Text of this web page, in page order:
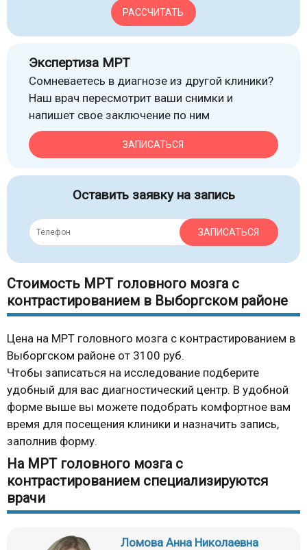
РАССЧИТАТЬ
Экспертиза МРТ
Сомневаетесь в диагнозе из другой клиники?
Наш врач пересмотрит ваши снимки и
напишет свое заключение по ним
ЗАПИСАТЬСЯ
Оставить заявку на запись
ЗАПИСАТЬСЯ
Стоимость МРТ головного мозга с
контрастированием в Выборгском районе
Цена на МРТ головного мозга с контрастированием в
Выборгском районе от 3100 руб.
Чтобы записаться на исследование подберите
удобный для вас диагностический центр. В удобной
форме выше вы можете подобрать комфортное вам
время для посещения клиники и назначить запись,
заполнив форму.
На МРТ головного мозга с
контрастированием специализируются
врачи
Ломова Анна Николаевна